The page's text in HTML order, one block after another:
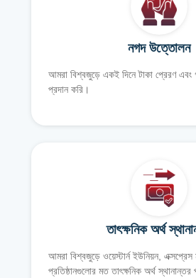
নগদ উত্তোলন
আমরা বিশ্বজুড়ে একই দিনে টাকা প্রেরণ এবং
প্রদান করি।
তাৎক্ষনিক অর্থ
আমরা বিশ্বজুড়ে ওয়েস্টার্ন ইউনিয়ন, এক্সপ্রেস
প্রতিষ্ঠানগুলোর মত তাৎক্ষনিক অর্থ স্থানান্তর